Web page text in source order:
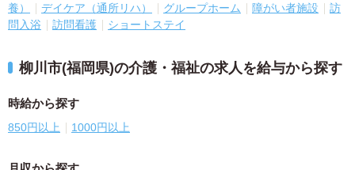
養）
デイケア（通所リハ） グループホーム 障がい者施設
訪
問入浴
訪問看護 ショートステイ
柳川市(福岡県)の介護・福祉の求人を給与から探す
時給から探す
850円以上 1000円以上